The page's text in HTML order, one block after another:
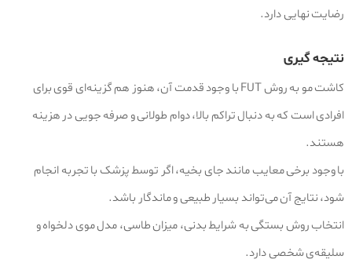
رضایت نهایی دارد.
نتیجه‌ گیری
کاشت مو به روش FUT با وجود قدمت آن، هنوز هم گزینه‌ای قوی برای
افرادی است که به دنبال تراکم بالا، دوام طولانی و صرفه‌ جویی در هزینه
هستند.
با وجود برخی معایب مانند جای بخیه، اگر توسط پزشک با تجربه انجام
شود، نتایج آن می‌تواند بسیار طبیعی و ماندگار باشد.
انتخاب روش بستگی به شرایط بدنی، میزان طاسی، مدل موی دلخواه و
سلیقه‌ی شخصی دارد.